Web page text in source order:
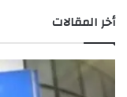
أخر المقالات